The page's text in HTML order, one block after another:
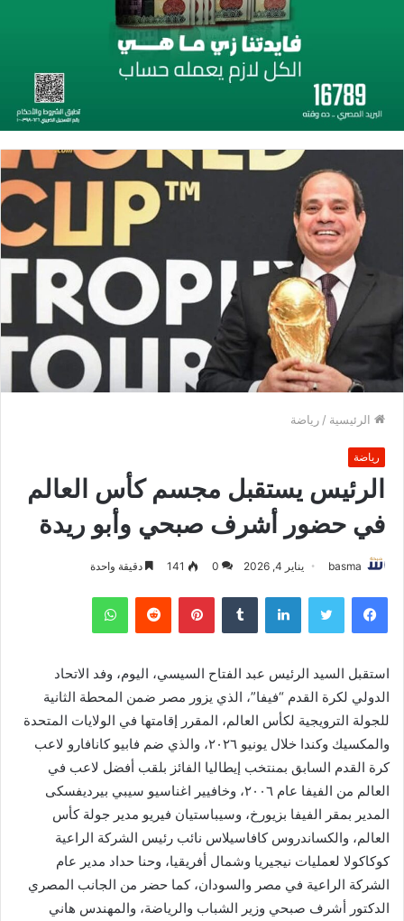
الرئيسية / رياضة
رياضة
الرئيس يستقبل مجسم كأس العالم
في حضور أشرف صبحي وأبو ريدة
basma يناير 4, 2026 0
141 دقيقة واحدة
فيسبوك تويتر لينكدإن بينتيريست واتساب
استقبل السيد الرئيس عبد الفتاح السيسي، اليوم، وفد الاتحاد
الدولي لكرة القدم “فيفا”، الذي يزور مصر ضمن المحطة الثانية
للجولة الترويجية لكأس العالم، المقرر إقامتها في الولايات المتحدة
والمكسيك وكندا خلال يونيو ٢٠٢٦، والذي ضم فابيو كانافارو لاعب
كرة القدم السابق بمنتخب إيطاليا الفائز بلقب أفضل لاعب في
العالم من الفيفا عام ٢٠٠٦، وخافيير اغناسيو سيبي بيرديفسكى
المدير بمقر الفيفا بزيورخ، وسيباستيان فيريو مدير جولة كأس
العالم، والكساندروس كافاسيلاس نائب رئيس الشركة الراعية
كوكاكولا لعمليات نيجيريا وشمال أفريقيا، وحنا حداد مدير عام
الشركة الراعية في مصر والسودان، كما حضر من الجانب المصري
الدكتور أشرف صبحي وزير الشباب والرياضة، والمهندس هاني